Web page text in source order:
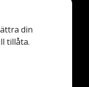
din
tillåta.